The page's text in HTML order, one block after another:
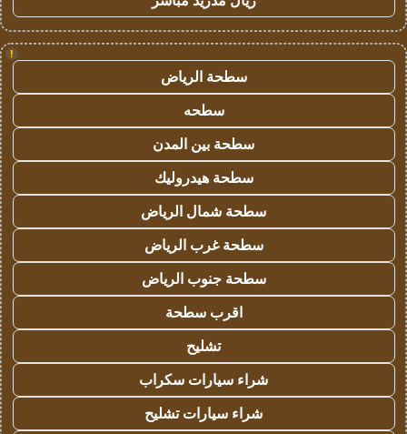
!
سطحة الرياض
سطحه
سطحة بين المدن
سطحة هيدروليك
سطحة شمال الرياض
سطحة غرب الرياض
سطحة جنوب الرياض
اقرب سطحة
تشليح
شراء سيارات سكراب
شراء سيارات تشليح